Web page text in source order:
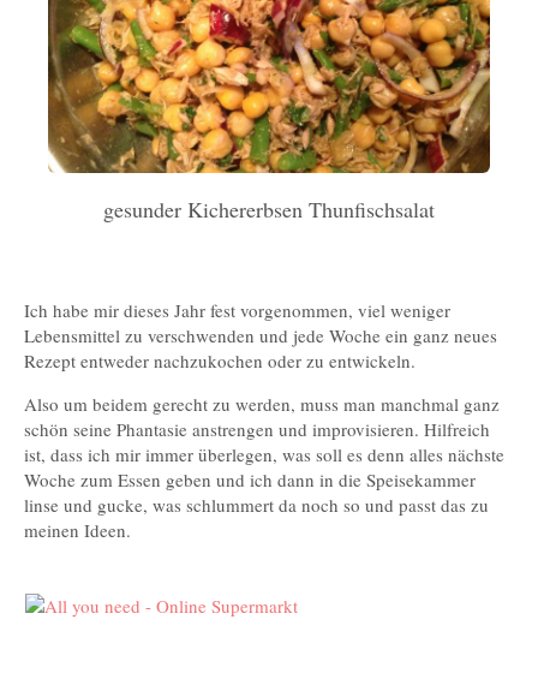
gesunder Kichererbsen Thunfischsalat
Ich habe mir dieses Jahr fest vorgenommen, viel weniger
Lebensmittel zu verschwenden und jede Woche ein ganz neues
Rezept entweder nachzukochen oder zu entwickeln.
Also um beidem gerecht zu werden, muss man manchmal ganz
schön seine Phantasie anstrengen und improvisieren. Hilfreich
ist, dass ich mir immer überlegen, was soll es denn alles nächste
Woche zum Essen geben und ich dann in die Speisekammer
linse und gucke, was schlummert da noch so und passt das zu
meinen Ideen.